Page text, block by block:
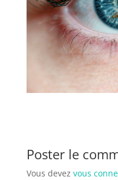
Poster le
Vous devez vous